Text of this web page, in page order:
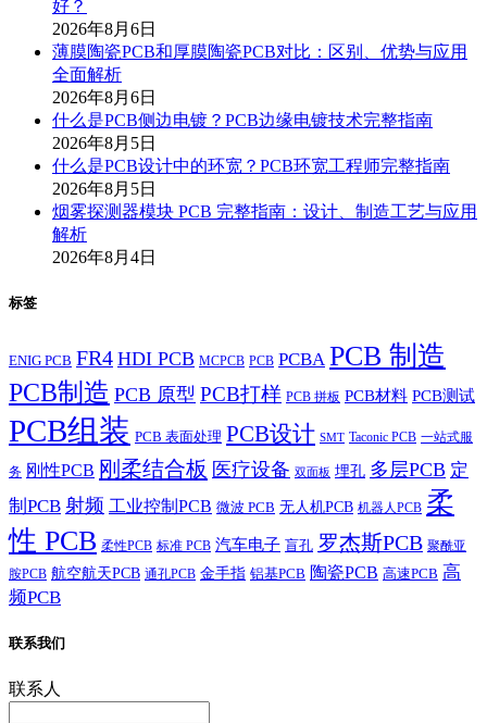
好？
2026年8月6日
薄膜陶瓷PCB和厚膜陶瓷PCB对比：区别、优势与应用
全面解析
2026年8月6日
什么是PCB侧边电镀？PCB边缘电镀技术完整指南
2026年8月5日
什么是PCB设计中的环宽？PCB环宽工程师完整指南
2026年8月5日
烟雾探测器模块 PCB 完整指南：设计、制造工艺与应用
解析
2026年8月4日
标签
ENIG PCB FR4 HDI PCB MCPCB PCB PCBA PCB 制造
PCB制造 PCB 原型 PCB打样 PCB 拼板 PCB材料 PCB测试
PCB组装 PCB 表面处理 PCB设计 SMT Taconic PCB 一站式服
务 刚性PCB 刚柔结合板 医疗设备 双面板 埋孔 多层PCB 定
制PCB 射频 工业控制PCB 微波 PCB 无人机PCB 机器人PCB 柔
性 PCB 柔性PCB 标准 PCB 汽车电子 盲孔 罗杰斯PCB 聚酰亚
胺PCB 航空航天PCB 通孔PCB 金手指 铝基PCB 陶瓷PCB 高速PCB 高
频PCB
联系我们
联系人